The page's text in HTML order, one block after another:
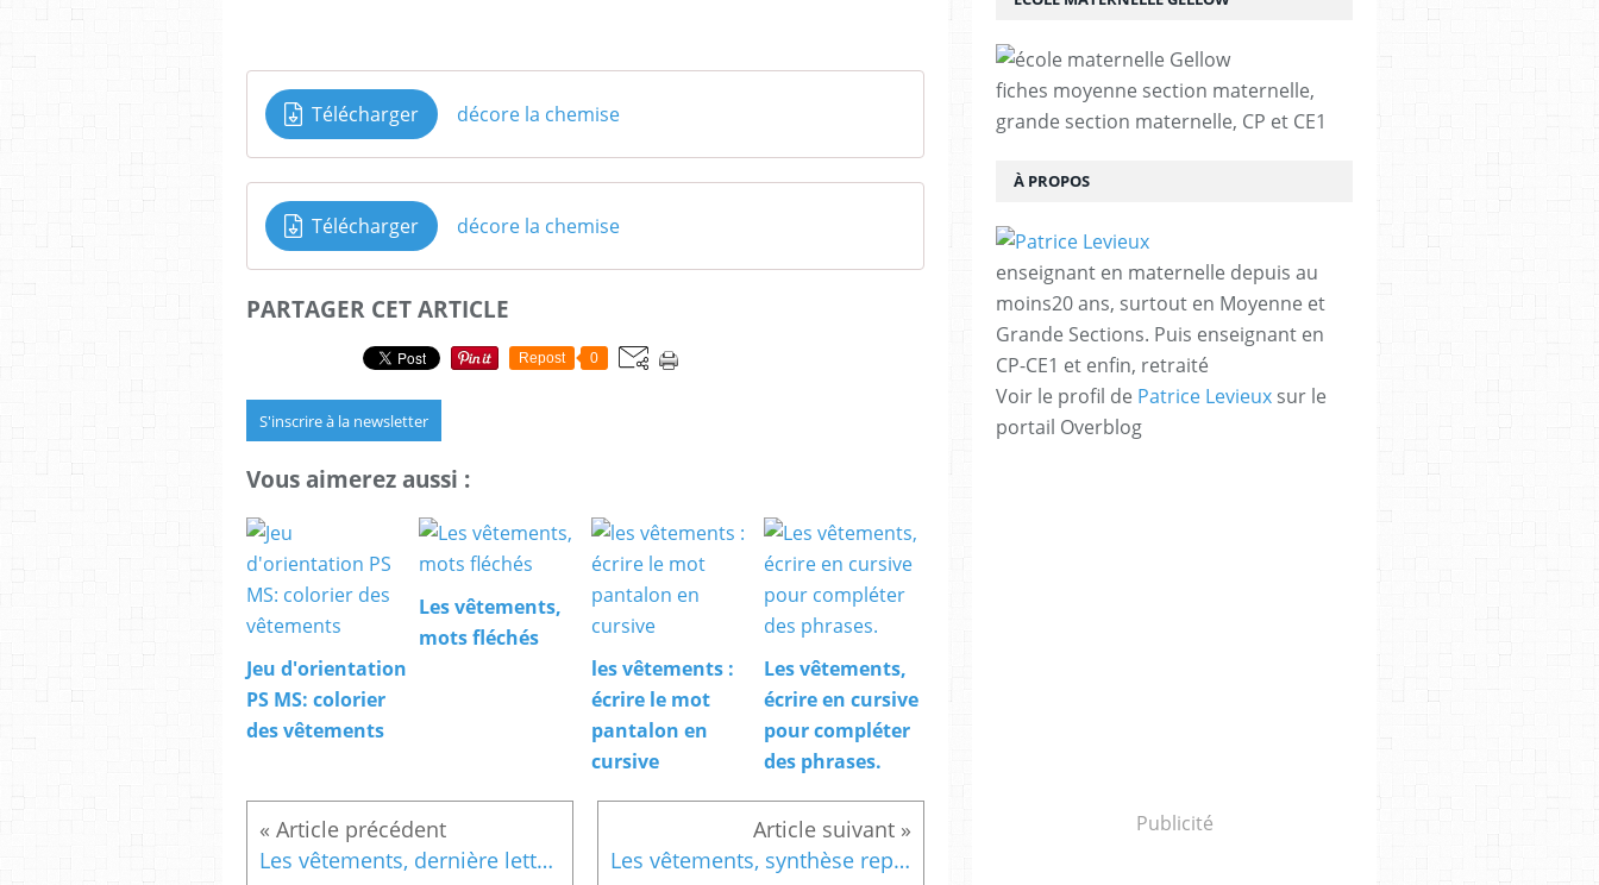
Télécharger décore la chemise
Télécharger décore la chemise
PARTAGER CET ARTICLE
Repost 0
S'inscrire à la newsletter
Vous aimerez aussi :
Jeu d'orientation
PS MS: colorier
des vêtements
Les vêtements,
mots fléchés
les vêtements :
écrire le mot
pantalon en
cursive
Les vêtements,
écrire en cursive
pour compléter
des phrases.
Les vêtements, dernière lettre des mots Les vêtements, synthèse repérage sur quadrillage et langage écrit
fiches moyenne section maternelle,
grande section maternelle, CP et CE1
À PROPOS
enseignant en maternelle depuis au
moins20 ans, surtout en Moyenne et
Grande Sections. Puis enseignant en
CP-CE1 et enfin, retraité
Voir le profil de Patrice Levieux sur le
portail Overblog
Publicité